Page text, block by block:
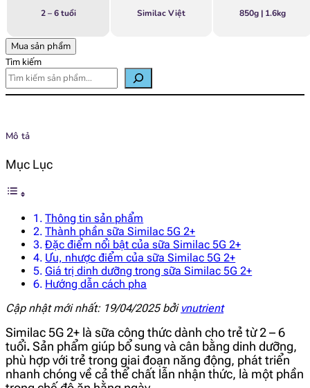
2 – 6 tuổi Similac Việt 850g | 1.6kg
Mua sản phẩm
Tìm kiếm
Mô tả
Mục Lục
Thông tin sản phẩm
Thành phần sữa Similac 5G 2+
Đặc điểm nổi bật của sữa Similac 5G 2+
Ưu, nhược điểm của sữa Similac 5G 2+
Giá trị dinh dưỡng trong sữa Similac 5G 2+
Hướng dẫn cách pha
Cập nhật mới nhất: 19/04/2025 bởi vnutrient
Similac 5G 2+ là sữa công thức dành cho trẻ từ 2 – 6
tuổi. Sản phẩm giúp bổ sung và cân bằng dinh dưỡng,
phù hợp với trẻ trong giai đoạn năng động, phát triển
nhanh chóng về cả thể chất lẫn nhận thức, là một phần